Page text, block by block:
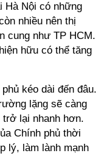
Hà Nội có những
nhiều nên thị
cung như TP HCM.
hữu có thể tăng
kéo dài đến đâu.
lặng sẽ càng
lại nhanh hơn.
Chính phủ thời
lý, làm lành mạnh